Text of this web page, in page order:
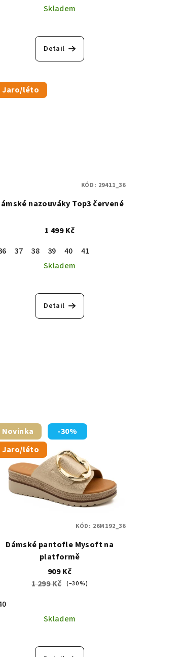
Skladem
Detail
Jaro/léto
nazouváky Top3 červené
1 499 Kč
37 38 39 40
41
Skladem
Detail
KÓD: 29411_36
Novinka
-30%
Jaro/léto
Dámské pantofle Mysoft na
platformě
909 Kč
1 299 Kč (–30 %)
Skladem
KÓD: 26M192_36